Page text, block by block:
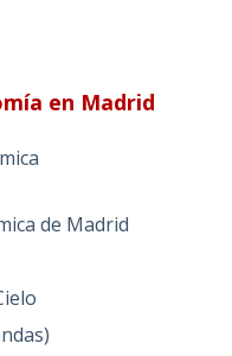
en Madrid
de Madrid